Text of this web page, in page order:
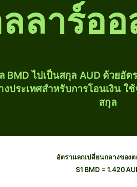
ลาร์ออ
BMD ไปเป็นสกุล AUD ด้วยอั
ประเทศสำหรับการโอนเงิน ใ
สกุล
อัตราแลกเปลี่ยนกลางของ
$1 BMD = 1.420